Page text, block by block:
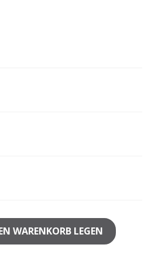
WARENKORB LEGEN